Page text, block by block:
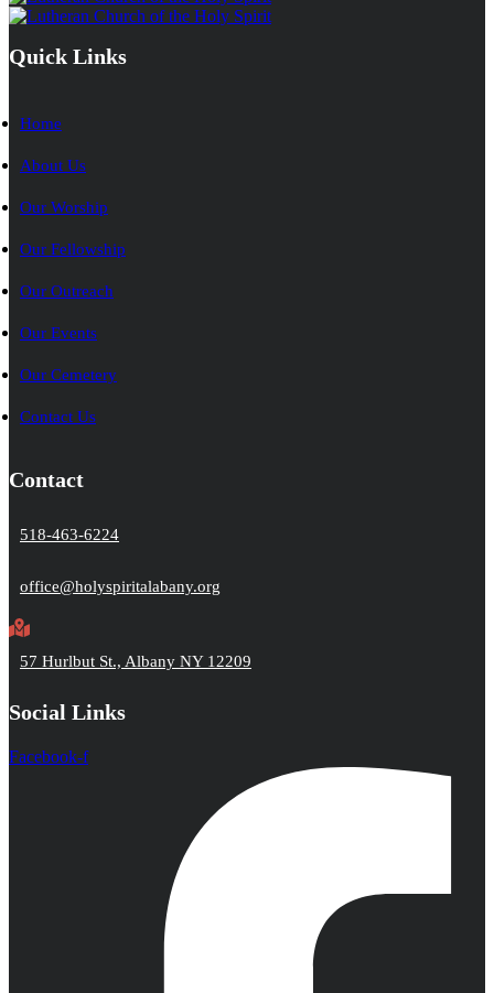
Quick Links
Home
About Us
Our Worship
Our Fellowship
Our Outreach
Our Events
Our Cemetery
Contact Us
Contact
518-463-6224
office@holyspiritalabany.org
57 Hurlbut St., Albany NY 12209
Social Links
Facebook-f